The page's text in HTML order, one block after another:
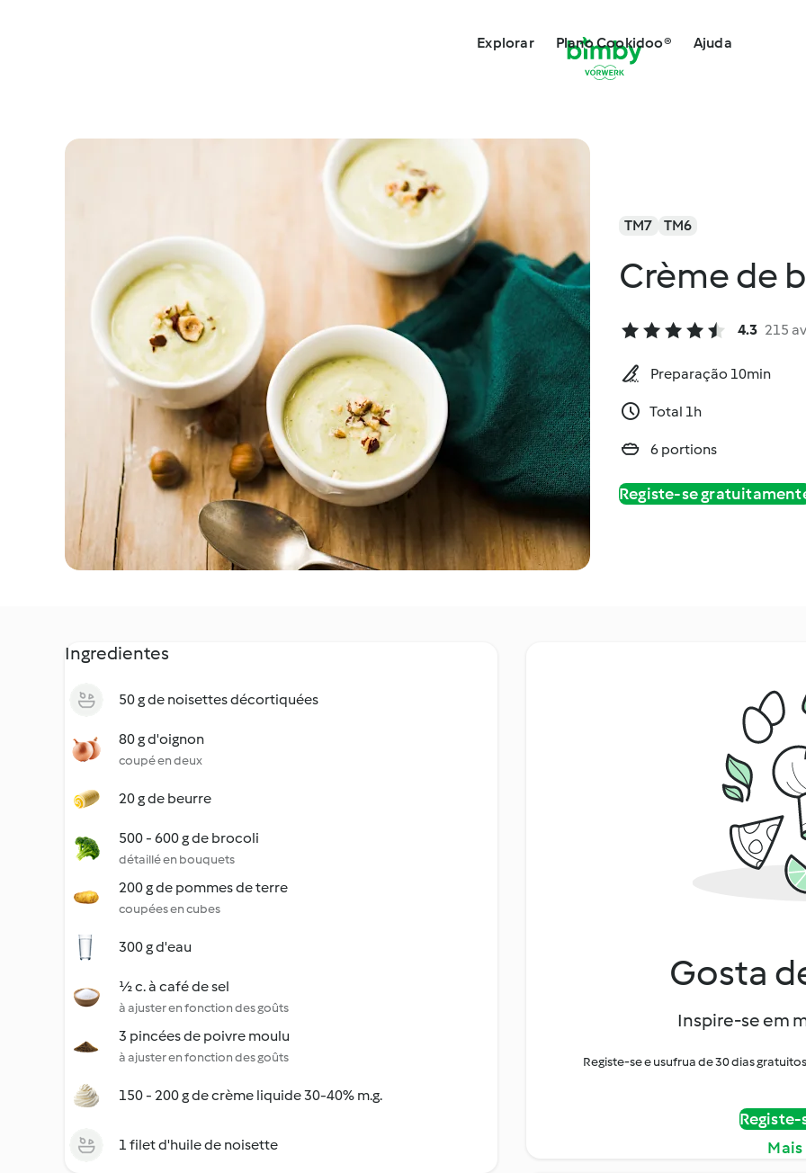
Explorar Plano Cookidoo® Ajuda
TM7 TM6
Crème de
4.3 215
Preparação 10min
Total 1h
6 portions
Registe-se
Ingredientes
50 g de noisettes décortiquées
80 g d'oignon
coupé en deux
20 g de beurre
500 - 600 g de brocoli
détaillé en bouquets
200 g de pommes de terre
coupées en cubes
300 g d'eau
½ c. à café de sel
à ajuster en fonction des goûts
3 pincées de poivre moulu
à ajuster en fonction des goûts
150 - 200 g de crème liquide 30-40% m.g.
1 filet d'huile de noisette
Gosta
Inspire-se em
Registe-se e usufrua de 30 dias